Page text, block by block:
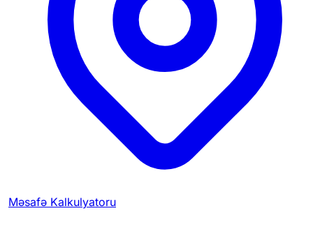
Məsafə Kalkulyatoru